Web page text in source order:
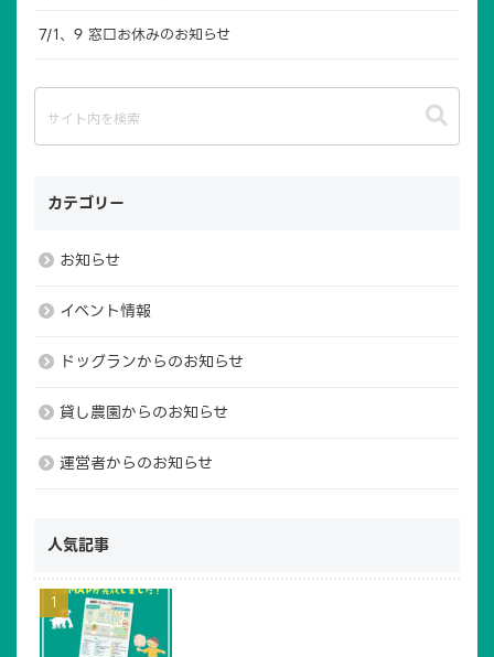
7/1、9 窓口お休みのお知らせ
カテゴリー
お知らせ
イベント情報
ドッグランからのお知らせ
貸し農園からのお知らせ
運営者からのお知らせ
人気記事